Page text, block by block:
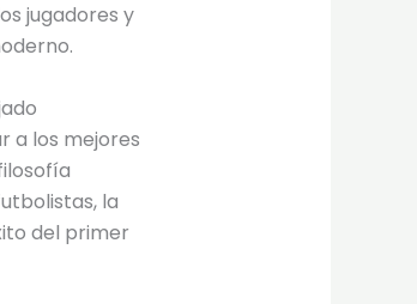
jugadores y
a los mejores
la
del primer